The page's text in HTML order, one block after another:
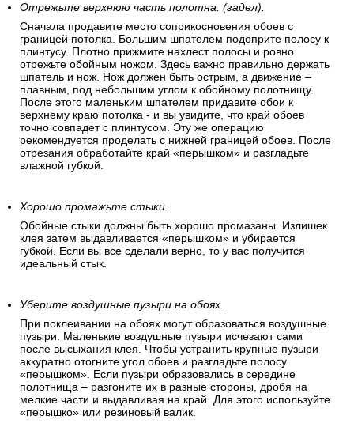
Отрежьте верхнюю часть полотна. (задел).
Сначала продавите место соприкосновения обоев с
границей потолка. Большим шпателем подоприте полосу к
плинтусу. Плотно прижмите нахлест полосы и ровно
отрежьте обойным ножом. Здесь важно правильно держать
шпатель и нож. Нож должен быть острым, а движение –
плавным, под небольшим углом к обойному полотнищу.
После этого маленьким шпателем придавите обои к
верхнему краю потолка - и вы увидите, что край обоев
точно совпадет с плинтусом. Эту же операцию
рекомендуется проделать с нижней границей обоев. После
отрезания обработайте край «перышком» и разгладьте
влажной губкой.
Хорошо промажьте стыки.
Обойные стыки должны быть хорошо промазаны. Излишек
клея затем выдавливается «перышком» и убирается
губкой. Если вы все сделали верно, то у вас получится
идеальный стык.
Уберите воздушные пузыри на обоях.
При поклеивании на обоях могут образоваться воздушные
пузыри. Маленькие воздушные пузыри исчезают сами
после высыхания клея. Чтобы устранить крупные пузыри
аккуратно отогните угол обоев и разгладьте полосу
«перышком». Если пузыри образовались в середине
полотнища – разгоните их в разные стороны, дробя на
мелкие части и выдавливая на край. Для этого используйте
«перышко» или резиновый валик.